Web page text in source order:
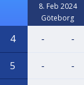
8. Feb 2024
Göteborg
4 - -
5 - -